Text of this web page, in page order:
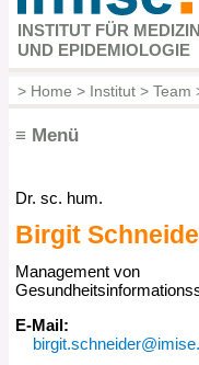
INSTITUT FÜR
UND EPIDEMIOLOGIE
Pfadnavigation
> Home > Institut> Team
≡ Menü
Hauptnavigation
Dr. sc. hum.
Birgit
Management von
E-Mail: